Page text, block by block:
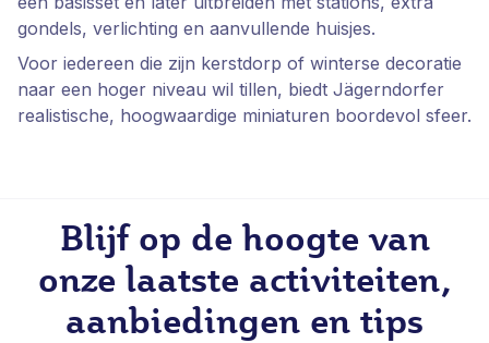
gondels, verlichting en aanvullende huisjes.
Voor iedereen die zijn kerstdorp of winterse decoratie
naar een hoger niveau wil tillen, biedt Jägerndorfer
realistische, hoogwaardige miniaturen boordevol sfeer.
Blijf op de hoogte van
onze laatste activiteiten,
aanbiedingen en tips